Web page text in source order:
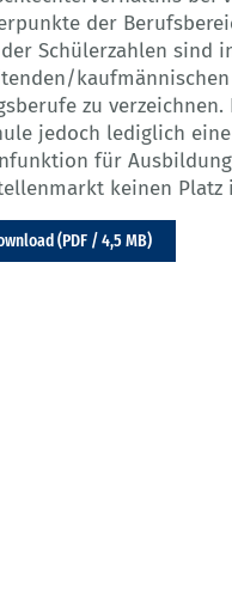
der
Schülerzahlen sind
zu
jedoch lediglich
für
keinen
(PDF / 4,5 MB)